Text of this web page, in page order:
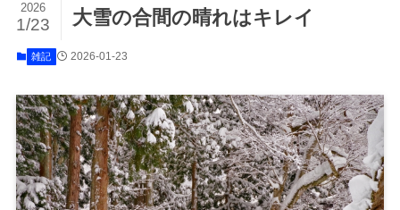
大雪の合間の晴れはキレイ
2026
1/23
雑記 2026-01-23